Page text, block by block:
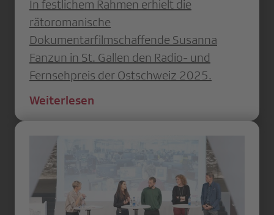
In festlichem Rahmen erhielt die
rätoromanische
Dokumentarfilmschaffende Susanna
Fanzun in St. Gallen den Radio- und
Fernsehpreis der Ostschweiz 2025.
Weiterlesen